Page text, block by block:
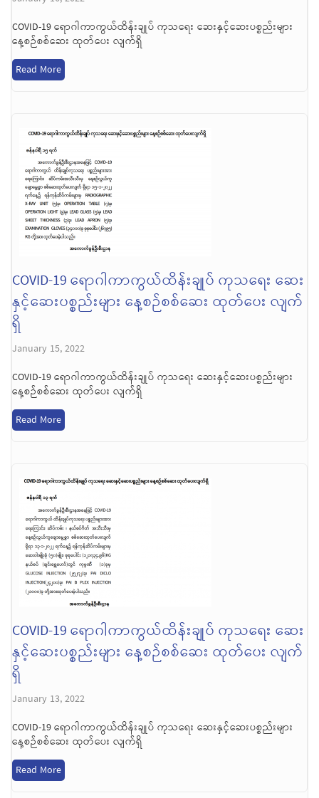
COVID-19 ရောဂါကာကွယ်ထိန်းချုပ် ကုသရေး ဆေးနှင့်ဆေးပစ္စည်းများ
နေ့စဉ်စစ်ဆေး ထုတ်ပေး လျက်ရှိ
Read More
COVID-19 ရောဂါကာကွယ်ထိန်းချုပ် ကုသရေး ဆေး
နှင့်ဆေးပစ္စည်းများ နေ့စဉ်စစ်ဆေး ထုတ်ပေး လျက်
ရှိ
January 15, 2022
COVID-19 ရောဂါကာကွယ်ထိန်းချုပ် ကုသရေး ဆေးနှင့်ဆေးပစ္စည်းများ
နေ့စဉ်စစ်ဆေး ထုတ်ပေး လျက်ရှိ
Read More
COVID-19 ရောဂါကာကွယ်ထိန်းချုပ် ကုသရေး ဆေး
နှင့်ဆေးပစ္စည်းများ နေ့စဉ်စစ်ဆေး ထုတ်ပေး လျက်
ရှိ
January 13, 2022
COVID-19 ရောဂါကာကွယ်ထိန်းချုပ် ကုသရေး ဆေးနှင့်ဆေးပစ္စည်းများ
နေ့စဉ်စစ်ဆေး ထုတ်ပေး လျက်ရှိ
Read More